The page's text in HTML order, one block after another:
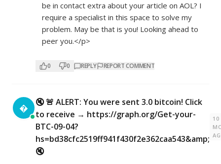
be in contact extra about your article on AOL? I
require a specialist in this space to solve my
problem. May be that is you! Looking ahead to
peer you.</p>
0 0 REPLY REPORT COMMENT

🔇 🚨 ALERT: You were sent 3.0 bitcoin! Click
to receive → https://graph.org/Get-your-
BTC-09-04?
hs=bd38cfc2519ff941f430f2e362caa543&amp;
🔇
10